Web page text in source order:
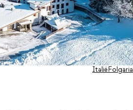
ItaliëFolgaria